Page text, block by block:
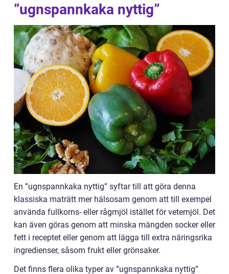
”ugnspannkaka nyttig”
En ”ugnspannkaka nyttig” syftar till att göra denna
klassiska maträtt mer hälsosam genom att till exempel
använda fullkorns- eller rågmjöl istället för vetemjöl. Det
kan även göras genom att minska mängden socker eller
fett i receptet eller genom att lägga till extra näringsrika
ingredienser, såsom frukt eller grönsaker.
Det finns flera olika typer av ”ugnspannkaka nyttig”